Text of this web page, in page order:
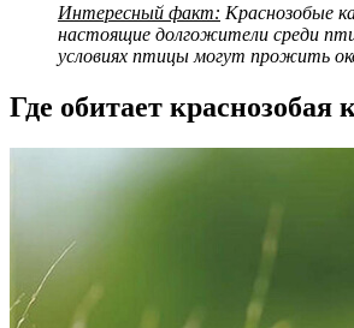
Интересный факт: Краснозобые
настоящие долгожители среди
условиях птицы могут прожить
Где обитает краснозобая